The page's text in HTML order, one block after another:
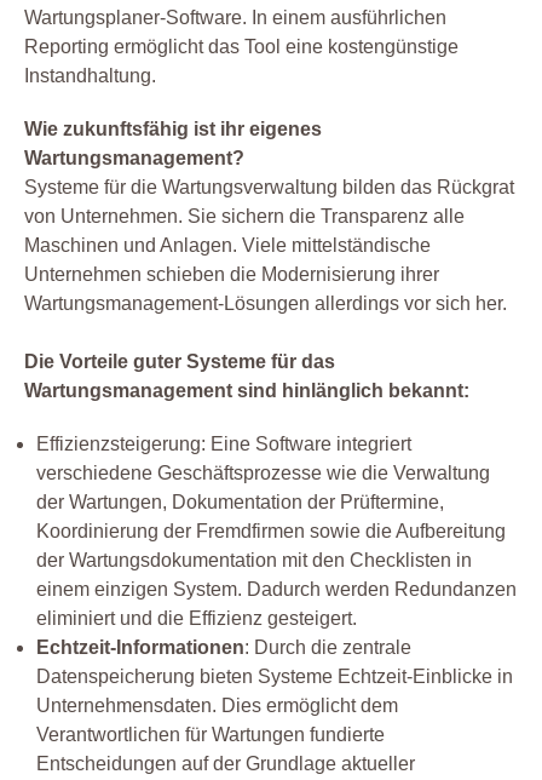
Wartungsplaner-Software. In einem ausführlichen
Reporting ermöglicht das Tool eine kostengünstige
Instandhaltung.
Wie zukunftsfähig ist ihr eigenes
Wartungsmanagement?
Systeme für die Wartungsverwaltung bilden das Rückgrat
von Unternehmen. Sie sichern die Transparenz alle
Maschinen und Anlagen. Viele mittelständische
Unternehmen schieben die Modernisierung ihrer
Wartungsmanagement-Lösungen allerdings vor sich her.
Die Vorteile guter Systeme für das
Wartungsmanagement sind hinlänglich bekannt:
Effizienzsteigerung: Eine Software integriert
verschiedene Geschäftsprozesse wie die Verwaltung
der Wartungen, Dokumentation der Prüftermine,
Koordinierung der Fremdfirmen sowie die Aufbereitung
der Wartungsdokumentation mit den Checklisten in
einem einzigen System. Dadurch werden Redundanzen
eliminiert und die Effizienz gesteigert.
Echtzeit-Informationen: Durch die zentrale
Datenspeicherung bieten Systeme Echtzeit-Einblicke in
Unternehmensdaten. Dies ermöglicht dem
Verantwortlichen für Wartungen fundierte
Entscheidungen auf der Grundlage aktueller